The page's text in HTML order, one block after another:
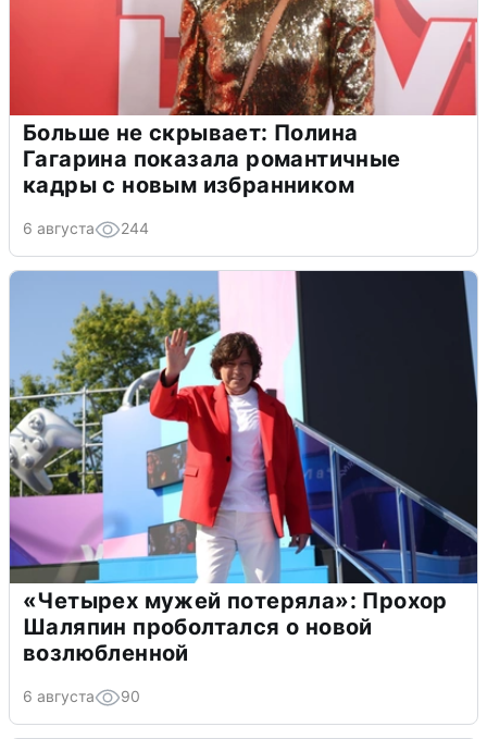
Больше не скрывает: Полина
Гагарина показала романтичные
кадры с новым избранником
6 августа 244
«Четырех мужей потеряла»: Прохор
Шаляпин проболтался о новой
возлюбленной
6 августа 90